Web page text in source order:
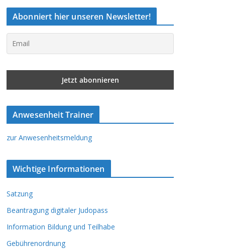
Abonniert hier unseren Newsletter!
Anwesenheit Trainer
zur Anwesenheitsmeldung
Wichtige Informationen
Satzung
Beantragung digitaler Judopass
Information Bildung und Teilhabe
Gebührenordnung